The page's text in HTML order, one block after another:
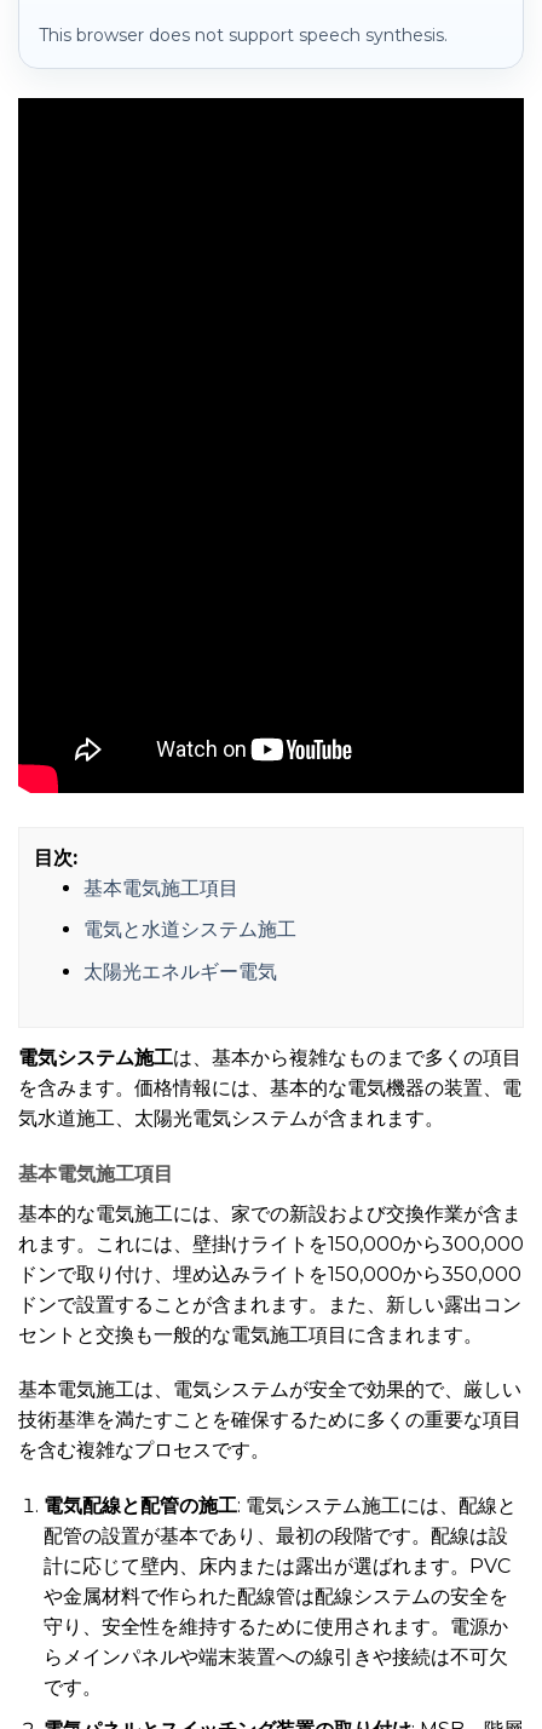
This browser does not support speech synthesis.
目次:
基本電気施工項目
電気と水道システム施工
太陽光エネルギー電気
電気システム施工は、基本から複雑なものまで多くの項目
を含みます。価格情報には、基本的な電気機器の装置、電
気水道施工、太陽光電気システムが含まれます。
基本電気施工項目
基本的な電気施工には、家での新設および交換作業が含ま
れます。これには、壁掛けライトを150,000から300,000
ドンで取り付け、埋め込みライトを150,000から350,000
ドンで設置することが含まれます。また、新しい露出コン
セントと交換も一般的な電気施工項目に含まれます。
基本電気施工は、電気システムが安全で効果的で、厳しい
技術基準を満たすことを確保するために多くの重要な項目
を含む複雑なプロセスです。
電気配線と配管の施工: 電気システム施工には、配線と
配管の設置が基本であり、最初の段階です。配線は設
計に応じて壁内、床内または露出が選ばれます。PVC
や金属材料で作られた配線管は配線システムの安全を
守り、安全性を維持するために使用されます。電源か
らメインパネルや端末装置への線引きや接続は不可欠
です。